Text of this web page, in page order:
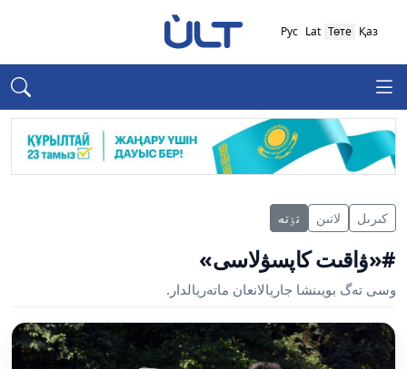
Қаз
Төте
Lat
Рус
كىرىل لاتىن تٶتە
#«ۋاقىت كاپسۋلاسى»
وسى تەگ بويىنشا جاريالانعان ماتەريالدار.